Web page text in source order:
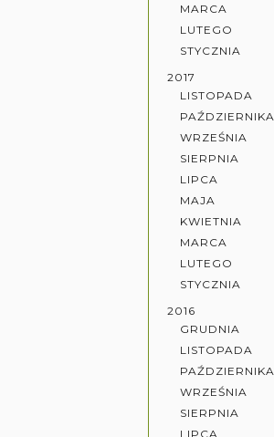
MARCA
LUTEGO
STYCZNIA
2017
LISTOPADA
PAŹDZIERNIKA
WRZEŚNIA
SIERPNIA
LIPCA
MAJA
KWIETNIA
MARCA
LUTEGO
STYCZNIA
2016
GRUDNIA
LISTOPADA
PAŹDZIERNIKA
WRZEŚNIA
SIERPNIA
LIPCA